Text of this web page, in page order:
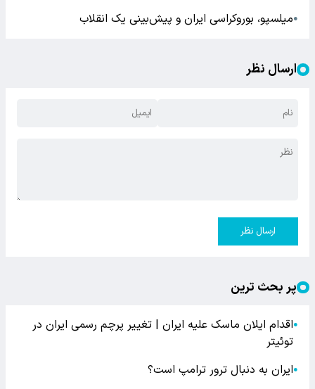
●میلسپو، بوروکراسی ایران و پیش‌بینی یک انقلاب
ارسال نظر
ارسال نظر
پر بحث ترین
●اقدام ایلان ماسک علیه ایران | تغییر پرچم رسمی ایران در
توئیتر
●ایران به دنبال ترور ترامپ است؟